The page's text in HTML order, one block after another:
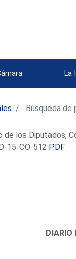
La
Búsqueda de
de los Diputados,
15-CO-512 PDF
DIARIO